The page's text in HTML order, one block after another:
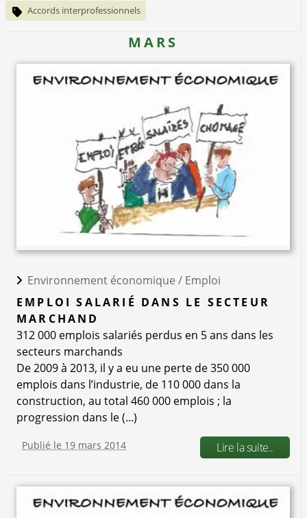
Accords interprofessionnels
MARS
Environnement économique / Emploi
EMPLOI SALARIÉ DANS LE SECTEUR
MARCHAND
312 000 emplois salariés perdus en 5 ans dans les
secteurs marchands
De 2009 à 2013, il y a eu une perte de 350 000
emplois dans l’industrie, de 110 000 dans la
construction, au total 460 000 emplois ; la
progression dans le (...)
Publié le 19 mars 2014 Lire la suite..